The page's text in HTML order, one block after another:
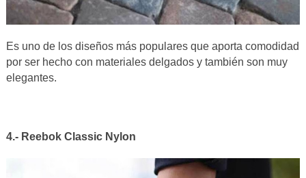
Es uno de los diseños más populares que aporta comodidad
por ser hecho con materiales delgados y también son muy
elegantes.
4.- Reebok Classic Nylon